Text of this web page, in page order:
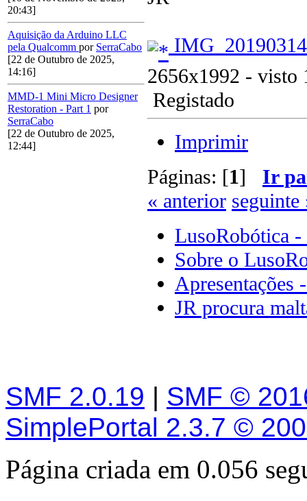
20:43]
Aquisição da Arduino LLC
pela Qualcomm por SerraCabo
[22 de Outubro de 2025,
14:16]
MMD-1 Mini Micro Designer
Restoration - Part 1 por
SerraCabo
[22 de Outubro de 2025,
12:44]
2656x1992 - visto
Registado
Imprimir
Páginas: [1] Ir
« anterior seguinte
LusoRobótica -
Sobre o
Apresentações
JR procura
SMF 2.0.19 | SMF ©
SimplePortal 2.3.7 ©
Página criada em 0.056